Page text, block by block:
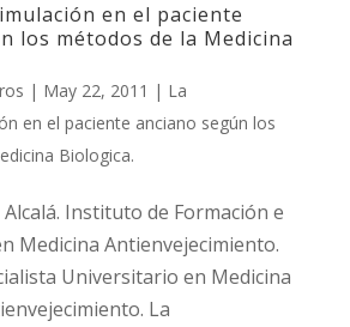
en el paciente
los métodos de la Medicina
| May 22, 2011 | La
en el paciente anciano según los
Biologica.
Instituto de Formación e
Medicina Antienvejecimiento.
Universitario en Medicina
La